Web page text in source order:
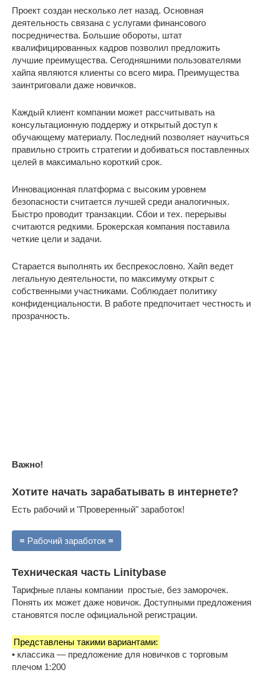
Проект создан несколько лет назад. Основная
деятельность связана с услугами финансового
посредничества. Большие обороты, штат
квалифицированных кадров позволил предложить
лучшие преимущества. Сегодняшними пользователями
хайпа являются клиенты со всего мира. Преимущества
заинтриговали даже новичков.
Каждый клиент компании может рассчитывать на
консультационную поддержу и открытый доступ к
обучающему материалу. Последний позволяет научиться
правильно строить стратегии и добиваться поставленных
целей в максимально короткий срок.
Инновационная платформа с высоким уровнем
безопасности считается лучшей среди аналогичных.
Быстро проводит транзакции. Сбои и тех. перерывы
считаются редкими. Брокерская компания поставила
четкие цели и задачи.
Старается выполнять их беспрекословно. Хайп ведет
легальную деятельности, по максимуму открыт с
собственными участниками. Соблюдает политику
конфиденциальности. В работе предпочитает честность и
прозрачность.
Важно!
Хотите начать зарабатывать в интернете?
Есть рабочий и "Проверенный" заработок!
≡ Рабочий заработок ≡
Техническая часть Linitybase
Тарифные планы компании простые, без заморочек.
Понять их может даже новичок. Доступными предложения
становятся после официальной регистрации.
Представлены такими вариантами:
• классика — предложение для новичков с торговым
плечом 1:200